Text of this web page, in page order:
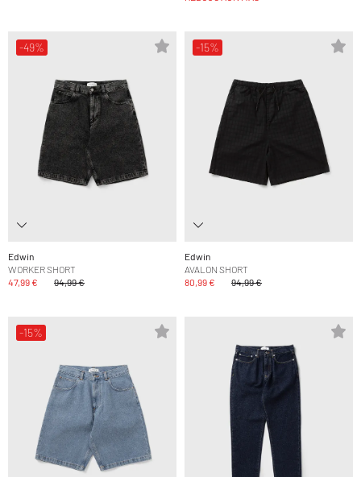
-49%
Edwin
WORKER SHORT
47,99 €
94,99 €
-15%
Edwin
AVALON SHORT
80,99 €
94,99 €
-15%